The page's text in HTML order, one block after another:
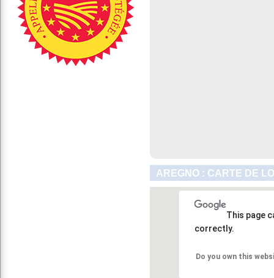
AREGNO : CARTE DE
This page
correctly.
Do you own this